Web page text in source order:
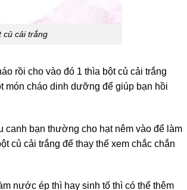
củ cải trắng
rồi cho vào đó 1 thìa bột củ cải trắng
món cháo dinh dưỡng để giúp bạn hồi
canh bạn thường cho hạt nêm vào để làm
củ cải trắng để thay thế xem chắc chắn
nước ép thì hay sinh tố thì có thể thêm